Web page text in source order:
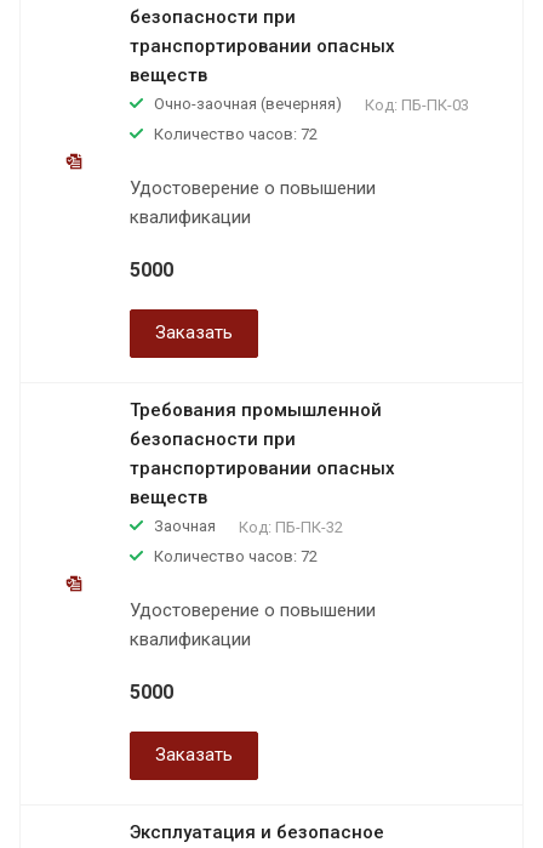
безопасности при
транспортировании опасных
веществ
Очно-заочная (вечерняя) Код: ПБ-ПК-03
Количество часов: 72
Удостоверение о повышении
квалификации
5000
Заказать
Требования промышленной
безопасности при
транспортировании опасных
веществ
Заочная Код: ПБ-ПК-32
Количество часов: 72
Удостоверение о повышении
квалификации
5000
Заказать
Эксплуатация и безопасное